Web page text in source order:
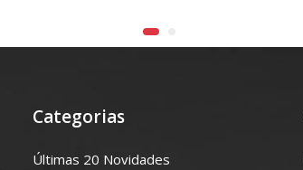
Categorias
Últimas 20 Novidades